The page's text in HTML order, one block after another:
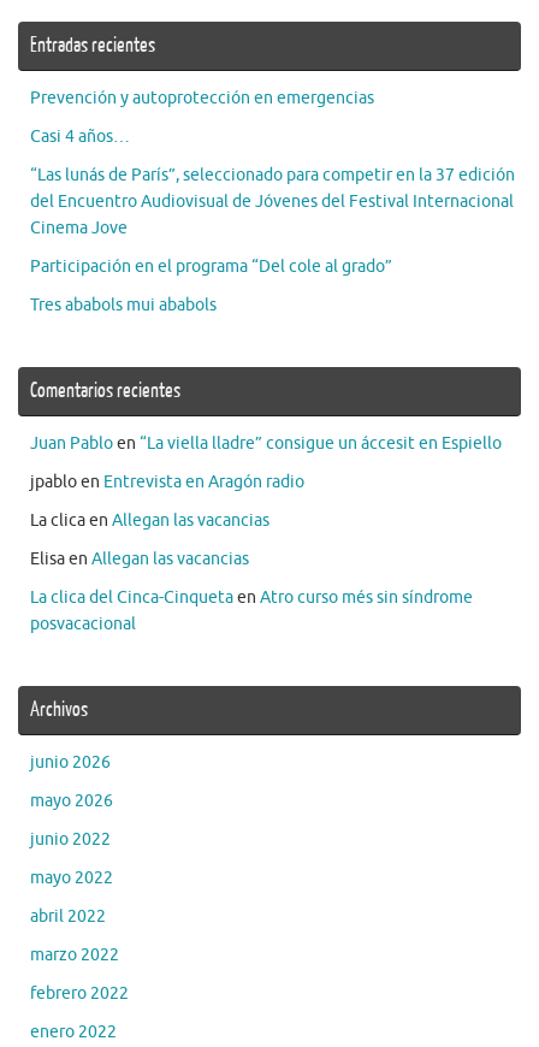
Entradas recientes
Prevención y autoprotección en emergencias
Casi 4 años…
“Las lunás de París”, seleccionado para competir en la 37 edición
del Encuentro Audiovisual de Jóvenes del Festival Internacional
Cinema Jove
Participación en el programa “Del cole al grado”
Tres ababols mui ababols
Comentarios recientes
Juan Pabloen “La viella lladre” consigue un áccesit en Espiello
jpabloen Entrevista en Aragón radio
La clicaen Allegan las vacancias
Elisaen Allegan las vacancias
La clica del Cinca-Cinquetaen Atro curso més sin síndrome
posvacacional
Archivos
junio 2026
mayo 2026
junio 2022
mayo 2022
abril 2022
marzo 2022
febrero 2022
enero 2022